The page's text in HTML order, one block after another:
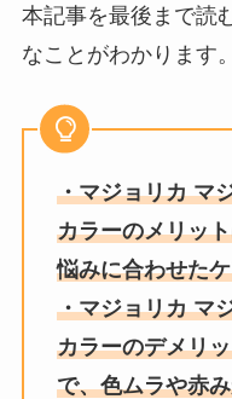
本記事を最後まで読
なことがわかります。
・マジョリカ マ
カラーのメリッ
悩みに合わせた
・マジョリカ マ
カラーのデメリ
で、色ムラや赤